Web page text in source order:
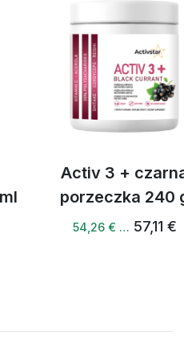
satysfakcja.
3 + czarna
240 g
€ … 57,11 €